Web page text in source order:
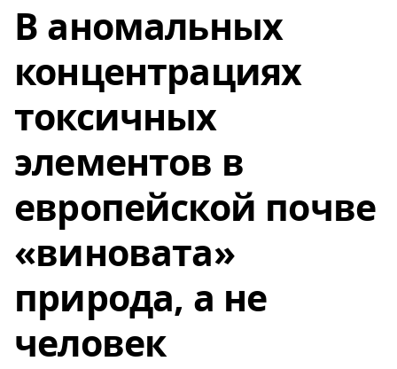
В аномальных
концентрациях
токсичных
элементов в
европейской почве
«виновата»
природа, а не
человек